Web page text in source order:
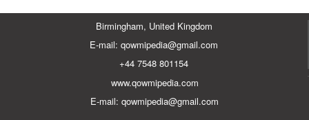
Birmingham, United Kingdom
E-mail: qowmipedia@gmail.com
+44 7548 801154
www.qowmipedia.com
E-mail: qowmipedia@gmail.com